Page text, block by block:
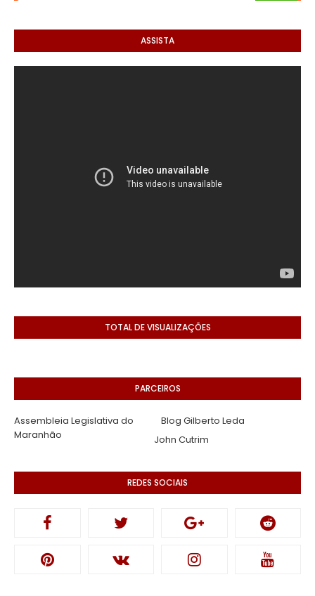
ASSISTA
TOTAL DE VISUALIZAÇÕES
PARCEIROS
Assembleia Legislativa do
Maranhão
Blog Gilberto Leda
John Cutrim
REDES SOCIAIS